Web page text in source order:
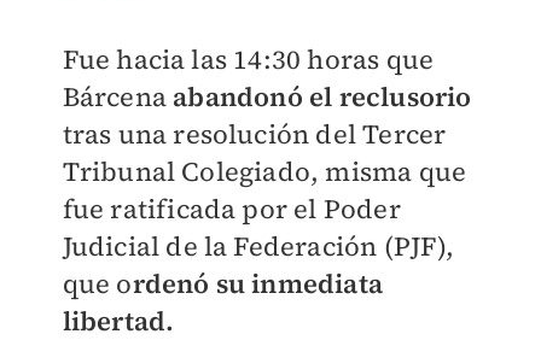
Fue hacia las 14:30 horas que
Bárcena abandonó el reclusorio
tras una resolución del Tercer
Tribunal Colegiado, misma que
fue ratificada por el Poder
Judicial de la Federación (PJF),
que ordenó su inmediata
libertad.